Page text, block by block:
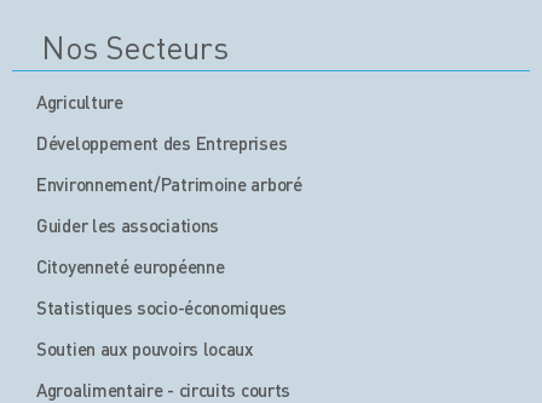
Nos Secteurs
Agriculture
Développement des Entreprises
Environnement/Patrimoine arboré
Guider les associations
Citoyenneté européenne
Statistiques socio-économiques
Soutien aux pouvoirs locaux
Agroalimentaire - circuits courts